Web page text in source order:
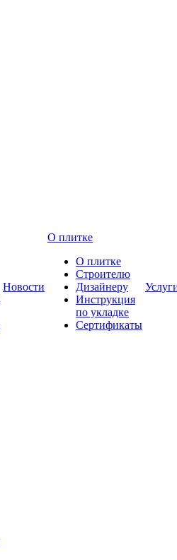
Новости
О плитке
О плитке
Строителю
Дизайнеру
Инструкция
по укладке
Сертификаты